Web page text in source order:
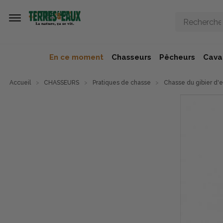
En ce moment Chasseurs Pêcheurs
Accueil CHASSEURS Pratiques de chasse Chasse du gibier